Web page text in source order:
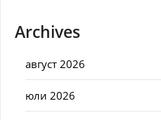
Archives
август 2026
юли 2026